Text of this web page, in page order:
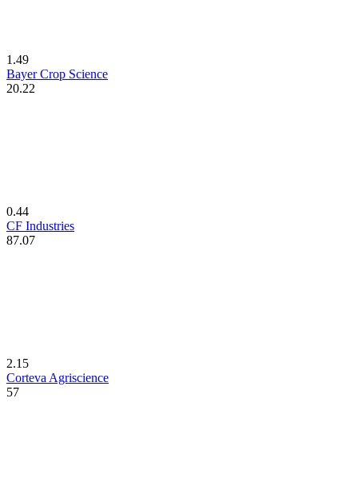
1.49
Bayer Crop Science
20.22
0.44
CF Industries
87.07
2.15
Corteva Agriscience
57